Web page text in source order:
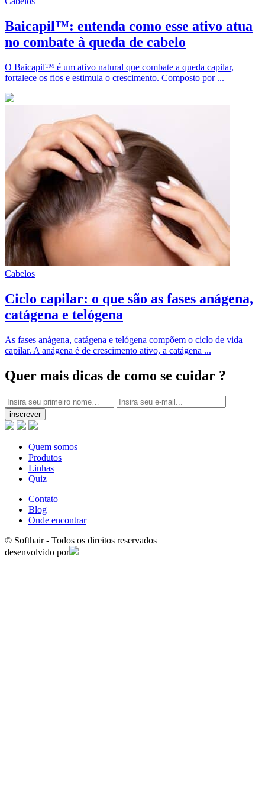
Baicapil™: entenda como esse ativo atua
no combate à queda de cabelo
O Baicapil™ é um ativo natural que combate a queda capilar,
fortalece os fios e estimula o crescimento. Composto por ...
Cabelos
Ciclo capilar: o que são as fases anágena,
catágena e telógena
As fases anágena, catágena e telógena compõem o ciclo de vida
capilar. A anágena é de crescimento ativo, a catágena ...
Quer mais dicas de como se cuidar ?
inscrever
Quem somos
Produtos
Linhas
Quiz
Contato
Blog
Onde encontrar
© Softhair - Todos os direitos reservados
desenvolvido por